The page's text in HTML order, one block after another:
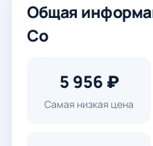
Общая
Co
5 956 ₽
Самая низкая цена